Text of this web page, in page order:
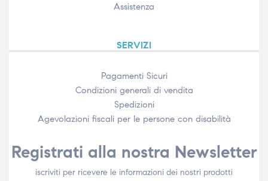
Assistenza
SERVIZI
Pagamenti Sicuri
Condizioni generali di vendita
Spedizioni
Agevolazioni fiscali per le persone con disabilità​
Registrati alla nostra Newsletter
iscriviti per ricevere le informazioni dei nostri prodotti